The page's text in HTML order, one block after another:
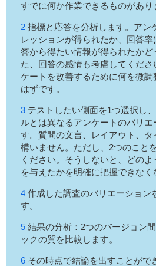
すでに何か作業できるものがあり
指標と応答を分析します。アン
レッションが得られたか、回答
答から得たい情報が得られたかど
た、回答の感情も考慮してくだ
ケートを改善するために何を微調
はずです。
テストしたい側面を1つ選択し
ルとは異なるアンケートのバリエ
す。質問の文言、レイアウト、タ
構いません。ただし、2つのこと
ください。そうしないと、どの
を与えたかを明確に把握できなく
作成した調査のバリエーション
す。
結果の分析：2つのバージョン
ックの質を比較します。
その時点で結論を出すことがで